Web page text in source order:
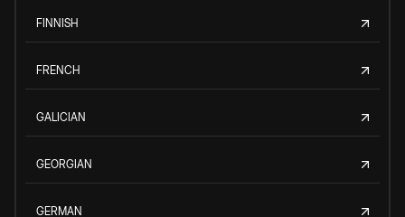
FINNISH
FRENCH
GALICIAN
GEORGIAN
GERMAN